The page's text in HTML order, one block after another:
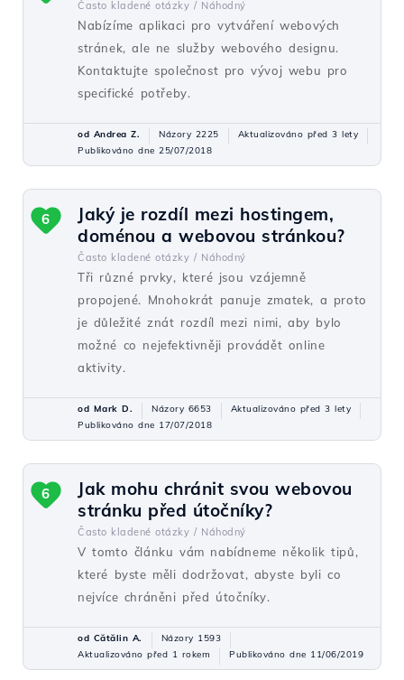
Často kladené otázky / Náhodný
Nabízíme aplikaci pro vytváření webových
stránek, ale ne služby webového designu.
Kontaktujte společnost pro vývoj webu pro
specifické potřeby.
od Andrea Z. Názory 2225
Aktualizováno před 3 lety
Publikováno dne 25/07/2018
Jaký je rozdíl mezi hostingem,
doménou a webovou stránkou?
Často kladené otázky / Náhodný
Tři různé prvky, které jsou vzájemně
propojené. Mnohokrát panuje zmatek, a proto
je důležité znát rozdíl mezi nimi, aby bylo
možné co nejefektivněji provádět online
aktivity.
6
od Mark D. Názory 6653
Aktualizováno před 3 lety
Publikováno dne 17/07/2018
Jak mohu chránit svou webovou
stránku před útočníky?
Často kladené otázky / Náhodný
V tomto článku vám nabídneme několik tipů,
které byste měli dodržovat, abyste byli co
nejvíce chráněni před útočníky.
6
od Cătălin A.
Názory 1593
Aktualizováno před 1 rokem
Publikováno dne 11/06/2019